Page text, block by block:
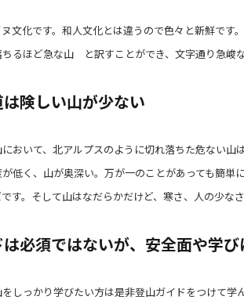
文化です。和人文化とは違うので色々と新鮮で
るほど急な山 と訳すことができ、文字通り急峻
険しい山が少ない
おいて、北アルプスのように切れ落ちた危ない
低く、山が奥深い。万が一のことがあっても簡
す。そして山はなだらかだけど、寒さ、人の少な
必須ではないが、安全面や学
しっかり学びたい方は是非登山ガイドをつけて